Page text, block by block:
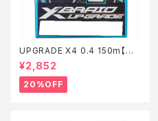
UPGRADE X4 0.4 150m【特
価仕掛】【20】
¥2,852
20%OFF